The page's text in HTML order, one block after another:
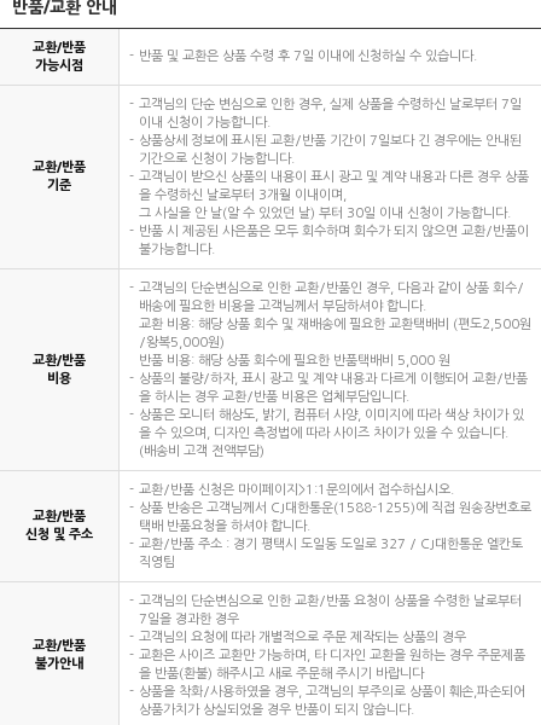
반품/교환 안내
교환/반품
가능시점
반품 및 교환은 상품 수령 후 7일 이내에 신청하실 수 있습니다.
교환/반품
기준
고객님의 단순 변심으로 인한 경우, 실제 상품을 수령하신 날로부터 7일
이내 신청이 가능합니다.
상품상세 정보에 표시된 교환/반품 기간이 7일보다 긴 경우에는 안내된
기간으로 신청이 가능합니다.
고객님이 받으신 상품의 내용이 표시 광고 및 계약 내용과 다른 경우 상품
을 수령하신 날로부터 3개월 이내이며,
그 사실을 안 날(알 수 있었던 날) 부터 30일 이내 신청이 가능합니다.
반품 시 제공된 사은품은 모두 회수하며 회수가 되지 않으면 교환/반품이
불가능합니다.
교환/반품
비용
고객님의 단순변심으로 인한 교환/반품인 경우, 다음과 같이 상품 회수/
배송에 필요한 비용을 고객님께서 부담하셔야 합니다.
교환 비용: 해당 상품 회수 및 재배송에 필요한 교환택배비 (편도2,500원
/왕복5,000원)
반품 비용: 해당 상품 회수에 필요한 반품택배비 5,000 원
상품의 불량/하자, 표시 광고 및 계약 내용과 다르게 이행되어 교환/반품
을 하시는 경우 교환/반품 비용은 업체부담입니다.
상품은 모니터 해상도, 밝기, 컴퓨터 사양, 이미지에 따라 색상 차이가 있
을 수 있으며, 디자인 측정법에 따라 사이즈 차이가 있을 수 있습니다.
(배송비 고객 전액부담)
교환/반품
신청 및 주소
교환/반품 신청은 마이페이지>1:1문의에서 접수하십시오.
상품 반송은 고객님께서 CJ대한통운(1588-1255)에 직접 원송장번호로
택배 반품요청을 하셔야 합니다.
교환/반품 주소 : 경기 평택시 도일동 도일로 327 / CJ대한통운 엘칸토
직영팀
교환/반품
불가안내
고객님의 단순변심으로 인한 교환/반품 요청이 상품을 수령한 날로부터
7일을 경과한 경우
고객님의 요청에 따라 개별적으로 주문 제작되는 상품의 경우
교환은 사이즈 교환만 가능하며, 타 디자인 교환을 원하는 경우 주문제품
을 반품(환불) 해주시고 새로 주문해 주시기 바랍니다
상품을 착화/사용하였을 경우, 고객님의 부주의로 상품이 훼손,파손되어
상품가치가 상실되었을 경우 반품이 되지 않습니다.